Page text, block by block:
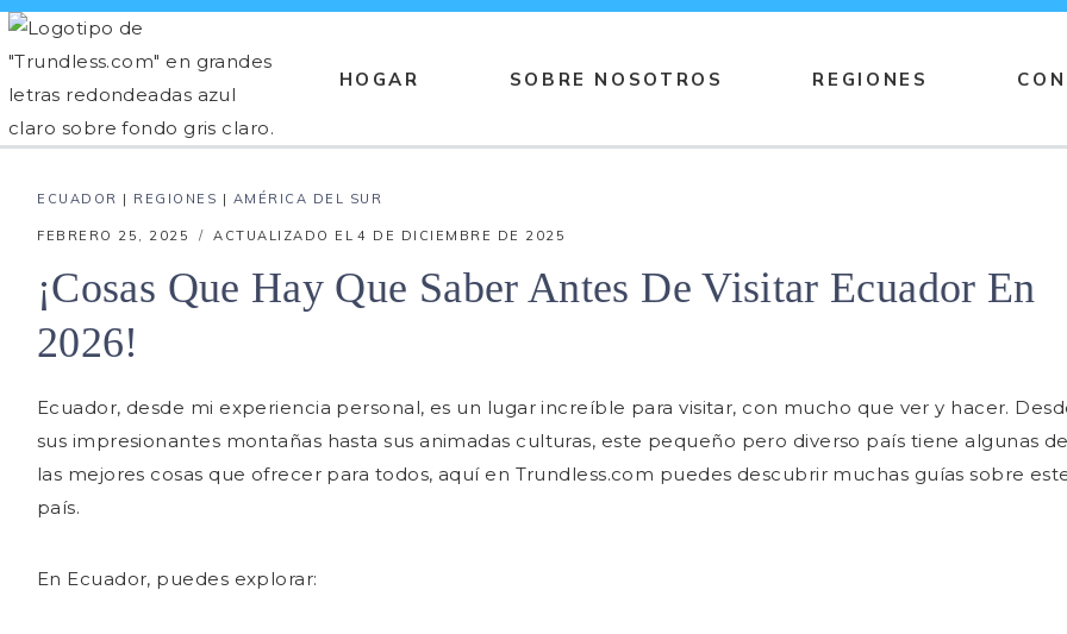
Saltar
HOGAR SOBRE NOSOTROS REGIONES
BLOG
SUDÁFRICA
GEORGIA
ECUADOR | REGIONES | AMÉRICA DEL SUR
FEBRERO 25, 2025 ACTUALIZADO EL 4 DE DICIEMBRE DE 2025
¡Cosas Que Hay Que Saber Antes De Visitar Ecuador En
2026!
Ecuador, desde mi experiencia personal, es un lugar increíble para visitar, con mucho que ver y hacer.
sus impresionantes montañas hasta sus animadas culturas, este pequeño pero diverso país tiene algunas
las mejores cosas que ofrecer para todos, aquí en Trundless.com puedes descubrir muchas guías sobre
país.
En Ecuador, puedes explorar: